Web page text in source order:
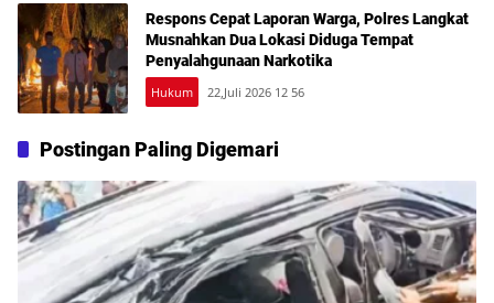
Respons Cepat Laporan Warga, Polres Langkat
Musnahkan Dua Lokasi Diduga Tempat
Penyalahgunaan Narkotika
Hukum 22,Juli 2026 12 56
Postingan Paling Digemari